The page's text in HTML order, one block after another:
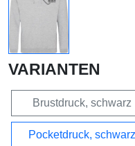
VARIANTEN
Brustdruck, schwarz
Pocketdruck, schwarz